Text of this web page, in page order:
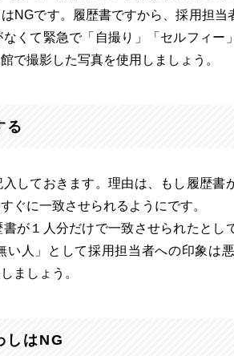
NGです。履歴書ですから、採用担当
くて緊急で「自撮り」「セルフィー
で撮影した写真を使用しましょう。
る
しておきます。理由は、もし履歴書
ぐに一致させられるようにです。
が１人分だけで一致させられたとし
い人」として採用担当者への印象は
ましょう。
しはNG